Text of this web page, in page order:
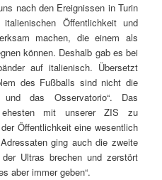
nach den Ereignissen in Turin
Öffentlichkeit und
machen, die einem als
können. Deshalb gab es bei
auf italienisch. Übersetzt
des Fußballs sind nicht die
das Osservatorio“. Das
mit unserer ZIS zu
Öffentlichkeit eine wesentlich
ging auch die zweite
Ultras brechen und zerstört
aber immer geben“.